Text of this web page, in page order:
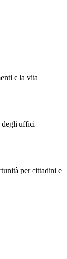
e la vita
degli uffici
per cittadini e